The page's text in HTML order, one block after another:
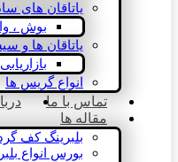
یاتاقان های
بوش ،
یاتاقان ها و
انواع گریس ها
تماس با ما
مقاله ها
بلبرینگ کف
بورس انواع